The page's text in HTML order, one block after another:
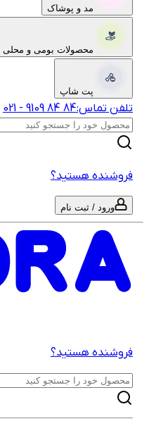
مد و پوشاک
محصولات بومی و محلی
پت شاپ
تماس: 021-‎9109‎ ‎84‎ ‎84‎
هستید؟
ورود / ثبت نام
هستید؟